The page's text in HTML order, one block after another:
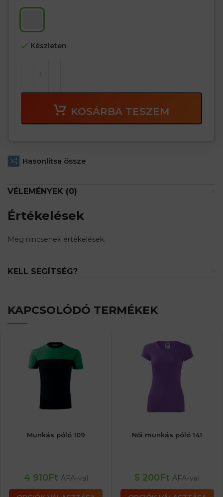
Készleten
KOSÁRBA TESZEM
Hasonlítsa össze
VÉLEMÉNYEK (0)
Értékelések
Még nincsenek értékelések.
KELL SEGÍTSÉG?
KAPCSOLÓDÓ TERMÉKEK
Munkás póló 109
4 910Ft ÁFA-val
Női munkás póló 141
5 200Ft ÁFA-val